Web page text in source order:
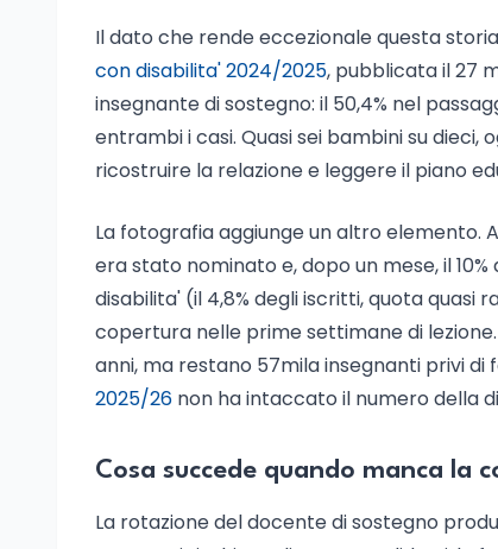
Il dato che rende eccezionale questa
con disabilita' 2024/2025, pubblicata il 27
insegnante di sostegno: il 50,4% nel
entrambi i casi. Quasi sei bambini su
ricostruire la relazione e leggere il piano
La fotografia aggiunge un altro elemento.
era stato nominato e, dopo un mese, il
disabilita' (il 4,8% degli iscritti, quota quasi
copertura nelle prime settimane di
anni, ma restano 57mila insegnanti privi di
2025/26 non ha intaccato il numero della
Cosa succede quando manca la
La rotazione del docente di sostegno